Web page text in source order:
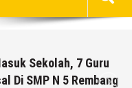
Sekolah, 7 Guru
Di SMP N 5 Rembang